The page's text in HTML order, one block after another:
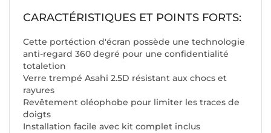
CARACTÉRISTIQUES ET POINTS FORTS:
Cette portéction d'écran possède une technologie
anti-regard 360 degré pour une confidentialité
totaletion
Verre trempé Asahi 2.5D résistant aux chocs et
rayures
Revêtement oléophobe pour limiter les traces de
doigts
Installation facile avec kit complet inclus